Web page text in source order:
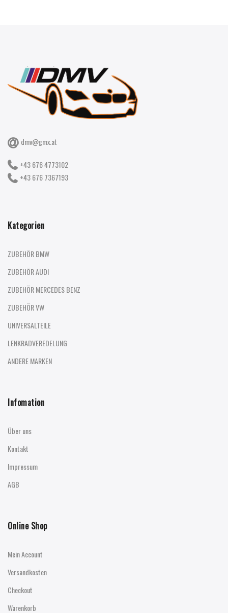
dmv@gmx.at
+43 676 4773102
+43 676 7367193
Kategorien
ZUBEHÖR BMW
ZUBEHÖR AUDI
ZUBEHÖR MERCEDES BENZ
ZUBEHÖR VW
UNIVERSALTEILE
LENKRADVEREDELUNG
ANDERE MARKEN
Infomation
Über uns
Kontakt
Impressum
AGB
Online Shop
Mein Account
Versandkosten
Checkout
Warenkorb